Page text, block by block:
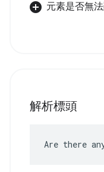
元素是否無
解析標頭
Are there